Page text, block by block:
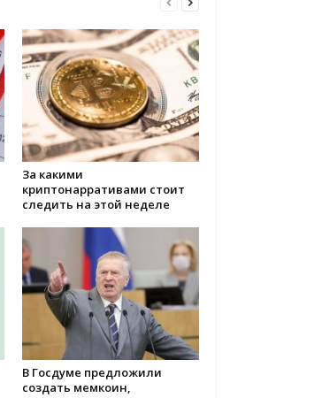
За какими
криптонарративами стоит
следить на этой неделе
В Госдуме предложили
создать мемкоин,